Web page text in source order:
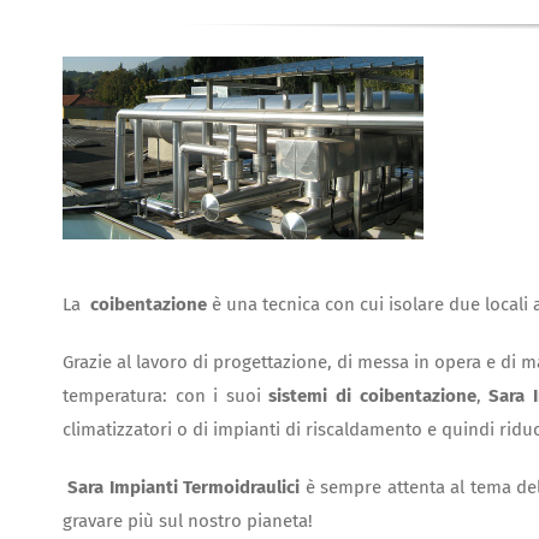
La coibentazione è una tecnica con cui isolare due
Grazie al lavoro di progettazione, di messa in opera e di
temperatura: con i suoisistemi di coibentazione,Sara
climatizzatori o di impianti di riscaldamento e quindi
Sara Impianti Termoidraulici è sempre attenta al tema
gravare più sul nostro pianeta!